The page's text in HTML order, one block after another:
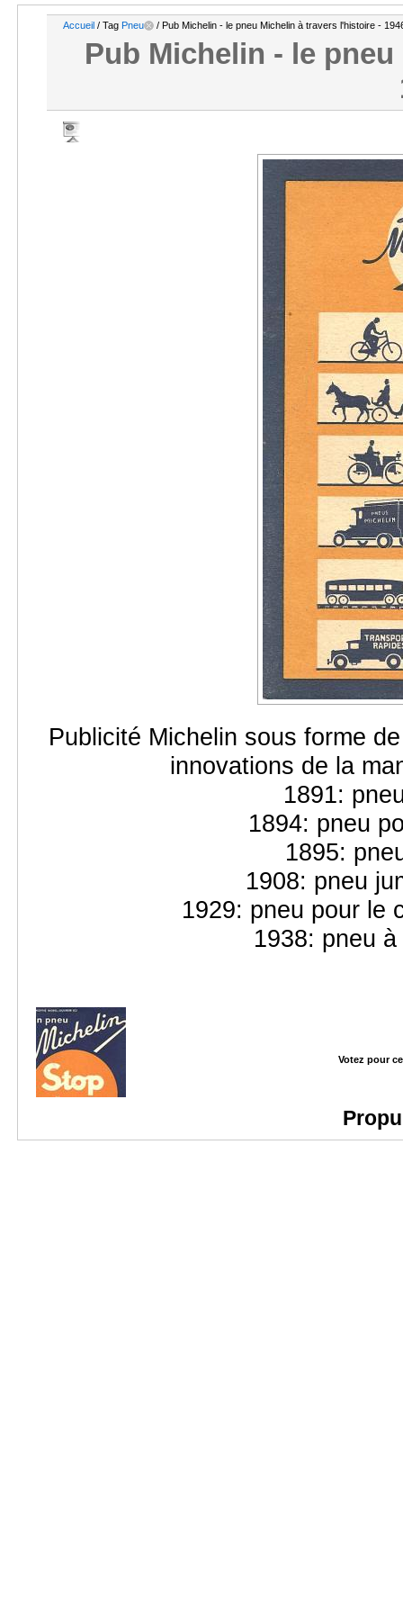
Accueil / Tag Pneu / Pub Michelin - le pneu Michelin à travers l'histoire -
Pub Michelin - le
Publicité Michelin sous forme
innovations de la
1891:
1894: pneu
1895:
1908: pneu
1929: pneu pour le
1938: pneu
Votez pour